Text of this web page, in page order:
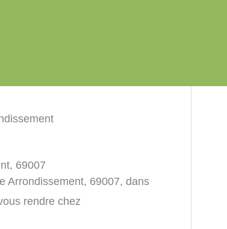
69007
Arrondissement, 69007, dans
rendre chez